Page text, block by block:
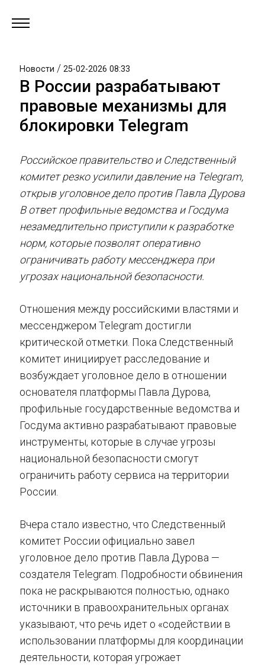
Новости / 25-02-2026 08:33
В России разрабатывают
правовые механизмы для
блокировки Telegram
Российское правительство и Следственный
комитет резко усилили давление на Telegram,
открыв уголовное дело против Павла Дурова
В ответ профильные ведомства и Госдума
незамедлительно приступили к разработке
норм, которые позволят оперативно
ограничивать работу мессенджера при
угрозах национальной безопасности.
Отношения между российскими властями и
мессенджером Telegram достигли
критической отметки. Пока Следственный
комитет инициирует расследование и
возбуждает уголовное дело в отношении
основателя платформы Павла Дурова,
профильные государственные ведомства и
Госдума активно разрабатывают правовые
инструменты, которые в случае угрозы
национальной безопасности смогут
ограничить работу сервиса на территории
России.
Вчера стало известно, что Следственный
комитет России официально завел
уголовное дело против Павла Дурова —
создателя Telegram. Подробности обвинения
пока не раскрываются полностью, однако
источники в правоохранительных органах
указывают, что речь идет о «содействии в
использовании платформы для координации
деятельности, которая угрожает